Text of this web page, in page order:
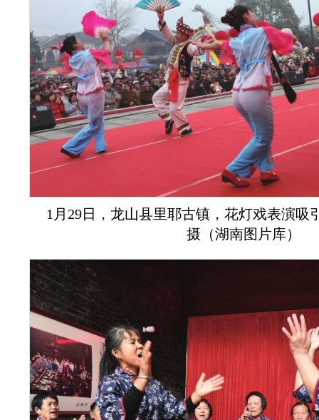
1月29日，龙山县里耶古镇，花灯戏表演吸
摄（湖南图片库）